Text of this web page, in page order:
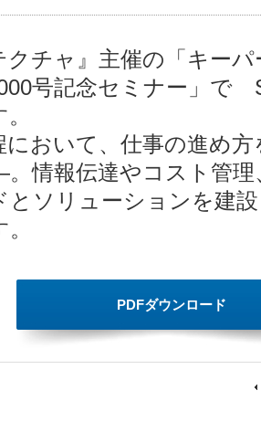
クチャ』主催の「キー
号記念セミナー」で
において、仕事の進め
情報伝達やコスト管理
とソリューションを建
PDFダウンロード